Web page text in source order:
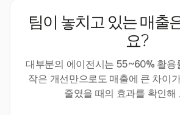
팀이 놓치고 있는 매출
요?
대부분의 에이전시는 55~60% 활용
작은 개선만으로도 매출에 큰 차이
줄였을 때의 효과를 확인해